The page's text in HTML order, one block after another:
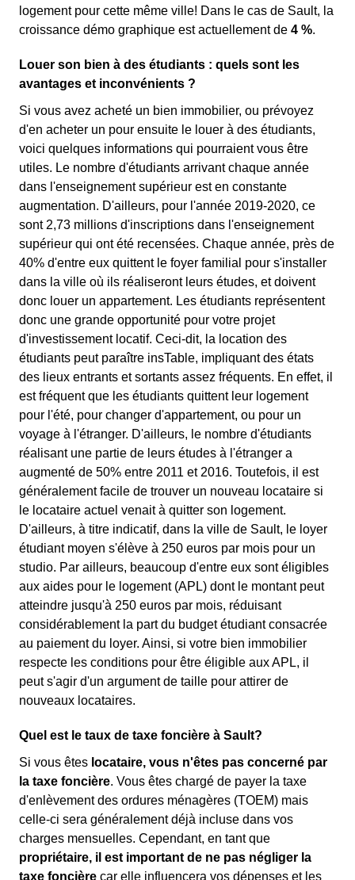
logement pour cette même ville! Dans le cas de Sault, la
croissance démo graphique est actuellement de 4 %.
Louer son bien à des étudiants : quels sont les
avantages et inconvénients ?
Si vous avez acheté un bien immobilier, ou prévoyez
d'en acheter un pour ensuite le louer à des étudiants,
voici quelques informations qui pourraient vous être
utiles. Le nombre d'étudiants arrivant chaque année
dans l'enseignement supérieur est en constante
augmentation. D'ailleurs, pour l'année 2019-2020, ce
sont 2,73 millions d'inscriptions dans l'enseignement
supérieur qui ont été recensées. Chaque année, près de
40% d'entre eux quittent le foyer familial pour s'installer
dans la ville où ils réaliseront leurs études, et doivent
donc louer un appartement. Les étudiants représentent
donc une grande opportunité pour votre projet
d'investissement locatif. Ceci-dit, la location des
étudiants peut paraître insTable, impliquant des états
des lieux entrants et sortants assez fréquents. En effet, il
est fréquent que les étudiants quittent leur logement
pour l'été, pour changer d'appartement, ou pour un
voyage à l'étranger. D'ailleurs, le nombre d'étudiants
réalisant une partie de leurs études à l'étranger a
augmenté de 50% entre 2011 et 2016. Toutefois, il est
généralement facile de trouver un nouveau locataire si
le locataire actuel venait à quitter son logement.
D'ailleurs, à titre indicatif, dans la ville de Sault, le loyer
étudiant moyen s'élève à 250 euros par mois pour un
studio. Par ailleurs, beaucoup d'entre eux sont éligibles
aux aides pour le logement (APL) dont le montant peut
atteindre jusqu'à 250 euros par mois, réduisant
considérablement la part du budget étudiant consacrée
au paiement du loyer. Ainsi, si votre bien immobilier
respecte les conditions pour être éligible aux APL, il
peut s'agir d'un argument de taille pour attirer de
nouveaux locataires.
Quel est le taux de taxe foncière à Sault?
Si vous êtes locataire, vous n'êtes pas concerné par
la taxe foncière. Vous êtes chargé de payer la taxe
d'enlèvement des ordures ménagères (TOEM) mais
celle-ci sera généralement déjà incluse dans vos
charges mensuelles. Cependant, en tant que
propriétaire, il est important de ne pas négliger la
taxe foncière car elle influencera vos dépenses et les